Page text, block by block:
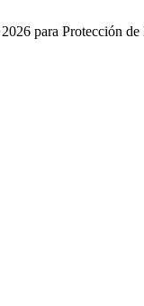
para Protección de